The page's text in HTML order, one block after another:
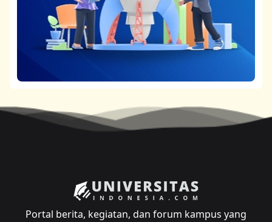
Portal berita, kegiatan, dan forum kampus yang